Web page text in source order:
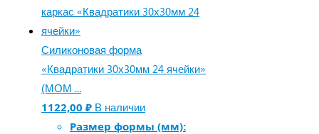
Силиконовая форма
«Квадратики 30х30мм 24 ячейки»
(МОМ ...
1122,00 ₽ В наличии
Размер формы (мм):